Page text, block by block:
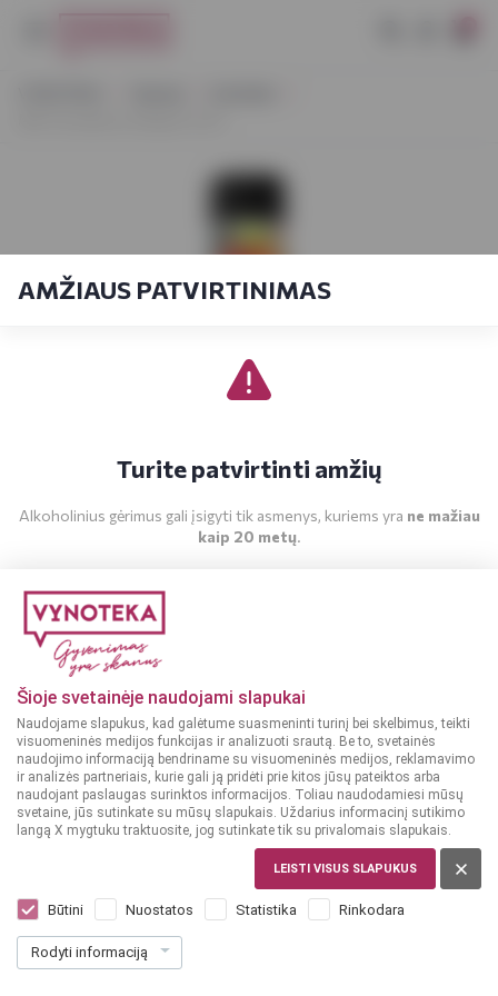
Šioje svetainėje naudojami slapukai
Naudojame slapukus, kad galėtume suasmeninti turinį bei skelbimus, teikti
visuomeninės medijos funkcijas ir analizuoti srautą. Be to, svetainės
naudojimo informaciją bendriname su visuomeninės medijos, reklamavimo
ir analizės partneriais, kurie gali ją pridėti prie kitos jūsų pateiktos arba
naudojant paslaugas surinktos informacijos. Toliau naudodamiesi mūsų
svetaine, jūs sutinkate su mūsų slapukais. Uždarius informacinį sutikimo
langą X mygtuku traktuosite, jog sutinkate tik su privalomais slapukais.
LEISTI VISUS SLAPUKUS
Būtini Nuostatos Statistika Rinkodara
Rodyti informaciją
AMŽIAUS PATVIRTINIMAS
Turite patvirtinti amžių
Alkoholinius gėrimus gali įsigyti tik asmenys, kuriems yra ne mažiau
kaip 20 metų.
MIX Strawberry Daiquiri 0,33 l
Dar nėra balsų, galite įvertinti
89